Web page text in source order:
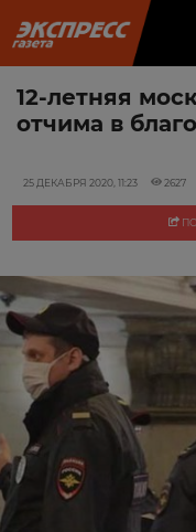
12-летняя
отчима в
25 ДЕКАБРЯ 2020, 11:23 2627